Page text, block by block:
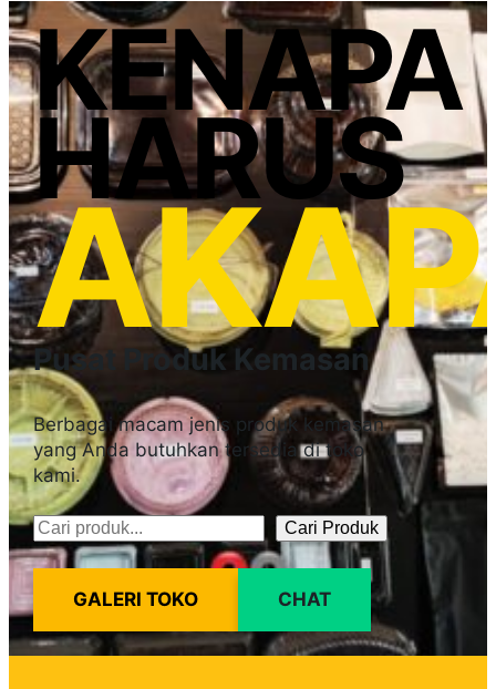
KENAPA
HARUS
Pusat Produk Kemasan
Berbagai macam jenis produk kemasan
yang Anda butuhkan tersedia di toko
kami.
Pencarian Cari Produk
GALERI TOKO CHAT